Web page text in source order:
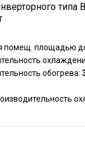
типа
помещ. площадью
обогрева: